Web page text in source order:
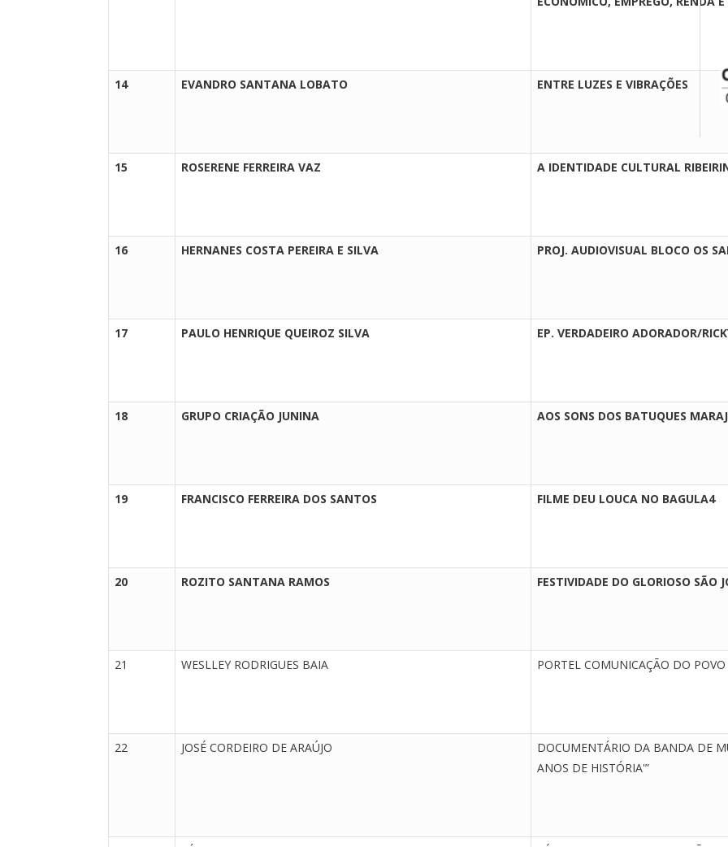
14 EVANDRO SANTANA LOBATO ENTRE LUZES E VIBRAÇÕES
15 ROSERENE FERREIRA VAZ A IDENTIDADE CULTURAL
16 HERNANES COSTA PEREIRA E SILVA PROJ. AUDIOVISUAL BLOCO OS
17 PAULO HENRIQUE QUEIROZ SILVA EP. VERDADEIRO ADORADOR/
18 GRUPO CRIAÇÃO JUNINA AOS SONS DOS BATUQUES
19 FRANCISCO FERREIRA DOS SANTOS FILME DEU LOUCA NO BAGULA4
20 ROZITO SANTANA RAMOS FESTIVIDADE DO GLORIOSO SÃO
21 WESLLEY RODRIGUES BAIA PORTEL COMUNICAÇÃO DO POVO
22 JOSÉ CORDEIRO DE ARAÚJO
DOCUMENTÁRIO DA BANDA DE
ANOS DE HISTÓRIA'”